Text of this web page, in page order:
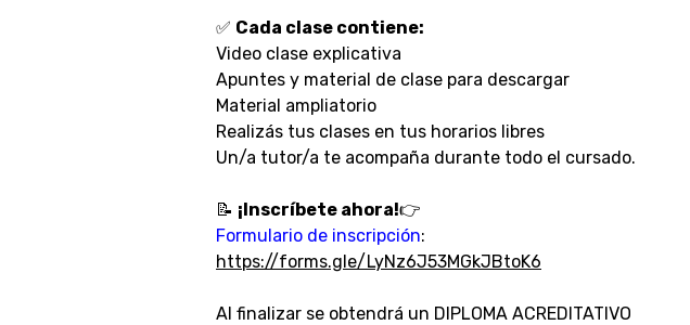
✅ Cada clase contiene:
Video clase explicativa
Apuntes y material de clase para descargar
Material ampliatorio
Realizás tus clases en tus horarios libres
Un/a tutor/a te acompaña durante todo el cursado.
📝 ¡Inscríbete ahora!👉
Formulario de inscripción:
https://forms.gle/LyNz6J53MGkJBtoK6
Al finalizar se obtendrá un DIPLOMA ACREDITATIVO